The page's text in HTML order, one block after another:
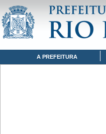
www.rio.rj.gov.br
MAPA DO SITE
NavegaçãoA PREFEITURA